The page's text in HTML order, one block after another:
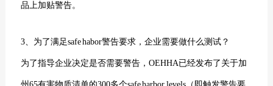
品上加贴警告。
3、为了满足safe habor警告要求，企业需要做什么测试？
为了指导企业决定是否需要警告，OEHHA已经发布了关于加